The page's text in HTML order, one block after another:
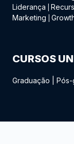
Liderança
Marketing
CURSOS
Graduação